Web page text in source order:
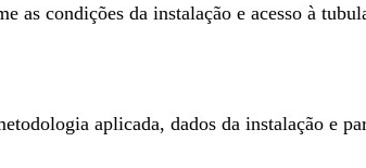
as condições da instalação e acesso à
aplicada, dados da instalação e